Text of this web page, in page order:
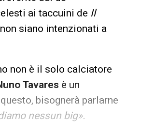
ai taccuini de Il
siano intenzionati a
non è il solo calciatore
Tavares è un
bisognerà parlarne
nessun big».